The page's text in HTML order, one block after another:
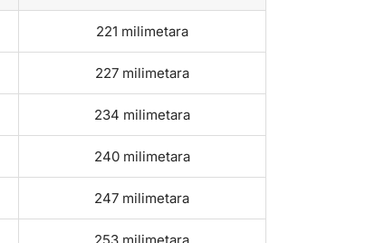
221 milimetara
227 milimetara
234 milimetara
240 milimetara
247 milimetara